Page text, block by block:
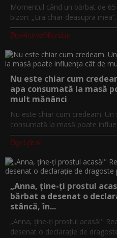
Momentul când un bărbat de
bizon: „Era chiar deasupra
Digi-AnimalWorld.tv
Nu este chiar cum
apa consumată la masă
mult mănânci
Nu este chiar cum credeam.
consumată la masă poate
Digi-Life.tv
„Anna, ţine-ţi prostul
bărbat a desenat o
stâncă, în...
„Anna, ţine-ţi prostul acasă!"
desenat o declaraţie de